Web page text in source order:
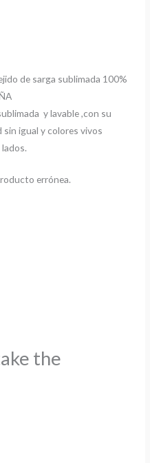
de sarga sublimada 100%
y lavable ,con su
sin igual y colores vivos
errónea.
the